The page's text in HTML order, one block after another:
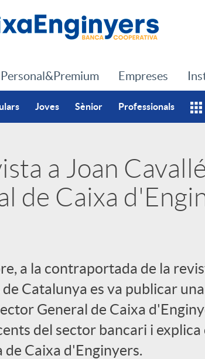
Joves Sènior Professionals
Personal&Premium Empreses
a Joan
de Caixa
a la contraportada de la
Catalunya es va publicar
General de Caixa
del sector bancari i explica
Caixa d'Enginyers.